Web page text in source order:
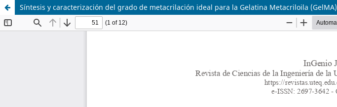
Síntesis y caracterización del grado de metacrilación ideal para la Gelatina Metacriloila (GelMA)